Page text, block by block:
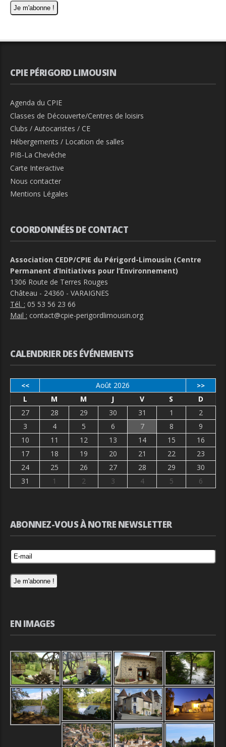
CPIE PÉRIGORD LIMOUSIN
Agenda du CPIE
Classes de Découverte/Centres de loisirs
Clubs / Autocaristes / CE
Hébergements / Location de salles
PIB-La Chevêche
Carte Interactive
Nous contacter
Mentions Légales
COORDONNÉES DE CONTACT
Association CEDP/CPIE du Périgord-Limousin (Centre
Permanent d’Initiatives pour l’Environnement)
1306 Route de Terres Rouges
Château - 24360 - VARAIGNES
Tél. : 05 53 56 23 66
Mail : contact@cpie-perigordlimousin.org
CALENDRIER DES ÉVÉNEMENTS
<< Août 2026 >>
L M M J V S
D
27
28 29 30 31 1
2
3
4 5 6 7 8
9
10
11 12 13 14 15
16
17
18 19 20 21 22
23
24
25 26 27 28 29
30
31
1 2 3 4 5 6
ABONNEZ-VOUS À NOTRE NEWSLETTER
EN IMAGES